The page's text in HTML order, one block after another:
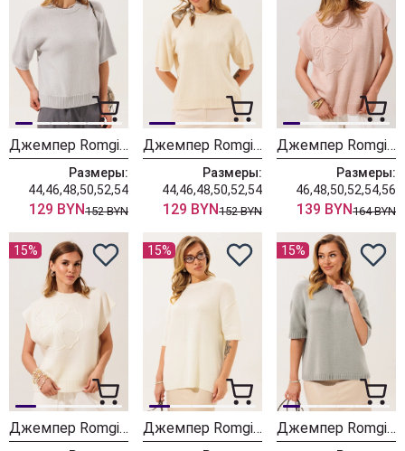
Джемпер Romgil РВ0562-ХЛ5 серый + белый
Размеры:
44,46,48,50,52,54
129 BYN152 BYN
Джемпер Romgil РВ0562-ХЛ5 молочный + белый
Размеры:
44,46,48,50,52,54
129 BYN152 BYN
Джемпер Romgil РВ0466-ШЕ5 светлый опаловый
Размеры:
46,48,50,52,54,56
139 BYN164 BYN
15%
Джемпер Romgil РВ0466-ШЕ5 молочный
15%
Джемпер Romgil РВ0465-ШЕ5 молочный
15%
Джемпер Romgil РВ0465-ШЕ5 водопад